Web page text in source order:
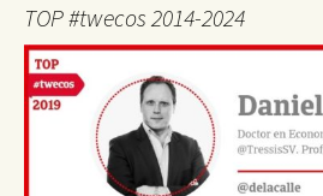
TOP #twecos 2014-2024